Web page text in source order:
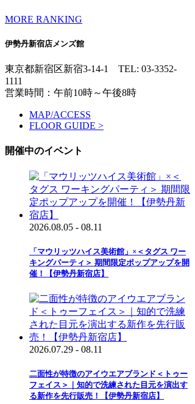
MORE RANKING
伊勢丹新宿店メンズ館
東京都新宿区新宿3-14-1 TEL: 03-3352-
1111
営業時間：午前10時～午後8時
MAP/ACCESS
FLOOR GUIDE >
開催中のイベント
2026.08.05 - 08.11
「マウリッツハイス美術館」×＜タグス ワー
キングパーティ＞ 期間限定ポップアップを開
催！【伊勢丹新宿店】
2026.07.29 - 08.11
二面性が特徴のアイウエアブランド＜トゥー
フェイス＞｜知的で洗練された目元を演出す
る新作を先行販売！【伊勢丹新宿店】